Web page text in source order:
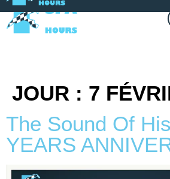
JOUR : 7
The Sound Of
YEARS